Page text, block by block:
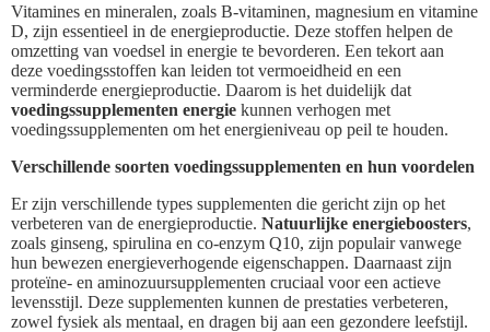
Vitamines en mineralen, zoals B-vitaminen, magnesium en vitamine
D, zijn essentieel in de energieproductie. Deze stoffen helpen de
omzetting van voedsel in energie te bevorderen. Een tekort aan
deze voedingsstoffen kan leiden tot vermoeidheid en een
verminderde energieproductie. Daarom is het duidelijk dat
voedingssupplementen energie kunnen verhogen met
voedingssupplementen om het energieniveau op peil te houden.
Verschillende soorten voedingssupplementen en hun voordelen
Er zijn verschillende types supplementen die gericht zijn op het
verbeteren van de energieproductie. Natuurlijke energieboosters,
zoals ginseng, spirulina en co-enzym Q10, zijn populair vanwege
hun bewezen energieverhogende eigenschappen. Daarnaast zijn
proteïne- en aminozuursupplementen cruciaal voor een actieve
levensstijl. Deze supplementen kunnen de prestaties verbeteren,
zowel fysiek als mentaal, en dragen bij aan een gezondere leefstijl.